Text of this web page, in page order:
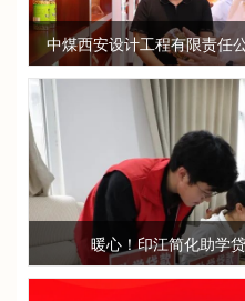
中煤西安设计工程有限责任
行来
暖心！印江简化助学